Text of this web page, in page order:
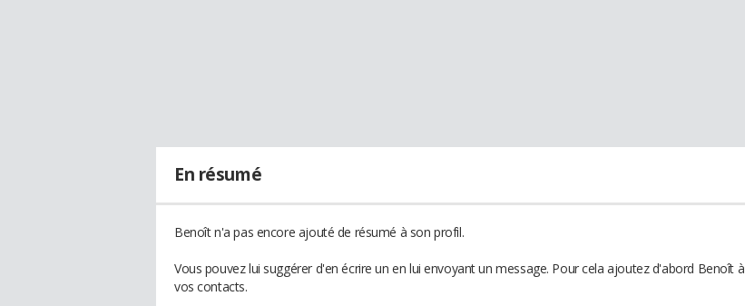
En résumé
Benoît n'a pas encore ajouté de résumé à son profil.
Vous pouvez lui suggérer d'en écrire un en lui envoyant un message. Pour cela ajoutez d'abord Benoît à
vos contacts.